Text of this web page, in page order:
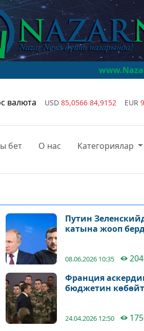
www.NazarNews.kg
валюта USD 85,0566 84,9152 EUR
бет О нас Категориялар
Путин
катына жооп
08.06.2026 10:35
Франция
бюджетин
24.04.2026 12:50